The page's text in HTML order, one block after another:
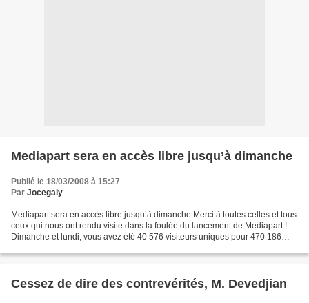
Mediapart sera en accès libre jusqu’à dimanche
Publié le 18/03/2008 à 15:27
Par Jocegaly
Mediapart sera en accès libre jusqu’à dimanche Merci à toutes celles et tous
ceux qui nous ont rendu visite dans la foulée du lancement de Mediapart !
Dimanche et lundi, vous avez été 40 576 visiteurs uniques pour 470 186
Cessez de dire des contrevérités, M. Devedjian